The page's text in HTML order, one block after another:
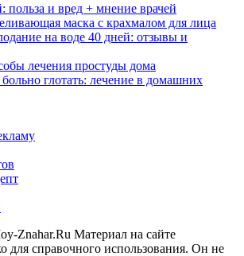
польза и вред + мнение врачей
маска с крахмалом для лица
на воде 40 дней: отзывы и
лечения простуды дома
глотать: лечение в домашних
Znahar.Ru Материал на сайте
для справочного использования. Он не